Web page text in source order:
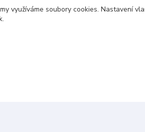
ani výdejní
využíváme soubory cookies. Nastavení